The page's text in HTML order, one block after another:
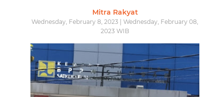
Mitra Rakyat
Wednesday, February 8, 2023 | Wednesday, February 08,
2023 WIB